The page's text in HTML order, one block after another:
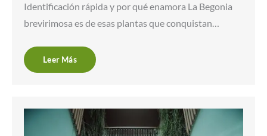
Identificación rápida y por qué enamora La Begonia
brevirimosa es de esas plantas que conquistan…
Leer Más